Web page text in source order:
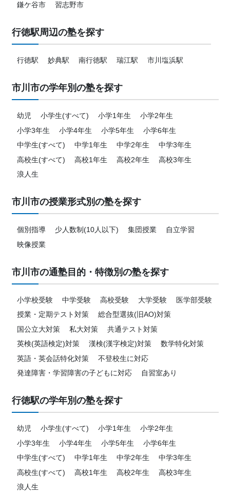
鎌ケ谷市
習志野市
行徳駅周辺の塾を探す
行徳駅 妙典駅 南行徳駅 瑞江駅 市川塩浜駅
市川市の学年別の塾を探す
幼児 小学生(すべて) 小学1年生
小学2年生
小学3年生
小学4年生 小学5年生
小学6年生
中学生(すべて)
中学1年生 中学2年生
中学3年生
高校生(すべて)
高校1年生 高校2年生
高校3年生
浪人生
市川市の授業形式別の塾を探す
個別指導 少人数制(10人以下) 集団授業
自立学習
映像授業
市川市の通塾目的・特徴別の塾を探す
小学校受験 中学受験 高校受験 大学受験
医学部受験
授業・定期テスト対策
総合型選抜(旧AO)対策
国公立大対策
私大対策
共通テスト対策
英検(英語検定)対策
漢検(漢字検定)対策
数学特化対策
英語・英会話特化対策
不登校生に対応
発達障害・学習障害の子どもに対応
自習室あり
行徳駅の学年別の塾を探す
幼児 小学生(すべて) 小学1年生
小学2年生
小学3年生
小学4年生 小学5年生
小学6年生
中学生(すべて)
中学1年生 中学2年生
中学3年生
高校生(すべて)
高校1年生 高校2年生
高校3年生
浪人生